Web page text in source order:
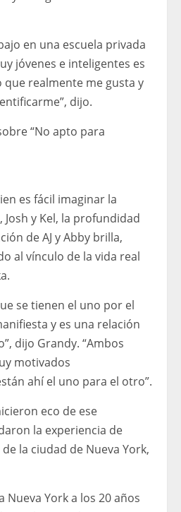
en una escuela privada
jóvenes e inteligentes es
realmente me gusta y
dijo.
“No apto para
es fácil imaginar la
y Kel, la profundidad
de AJ y Abby brilla,
al vínculo de la vida real
se tienen el uno por el
y es una relación
dijo Grandy. “Ambos
motivados
ahí el uno para el otro”.
eco de ese
la experiencia de
la ciudad de Nueva York,
Nueva York a los 20 años